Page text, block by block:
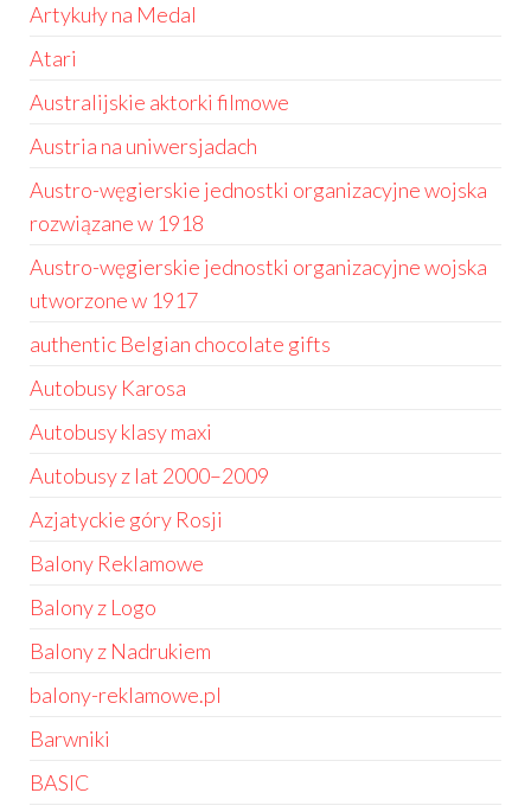
Artykuły na Medal
Atari
Australijskie aktorki filmowe
Austria na uniwersjadach
Austro-węgierskie jednostki organizacyjne wojska
rozwiązane w 1918
Austro-węgierskie jednostki organizacyjne wojska
utworzone w 1917
authentic Belgian chocolate gifts
Autobusy Karosa
Autobusy klasy maxi
Autobusy z lat 2000–2009
Azjatyckie góry Rosji
Balony Reklamowe
Balony z Logo
Balony z Nadrukiem
balony-reklamowe.pl
Barwniki
BASIC